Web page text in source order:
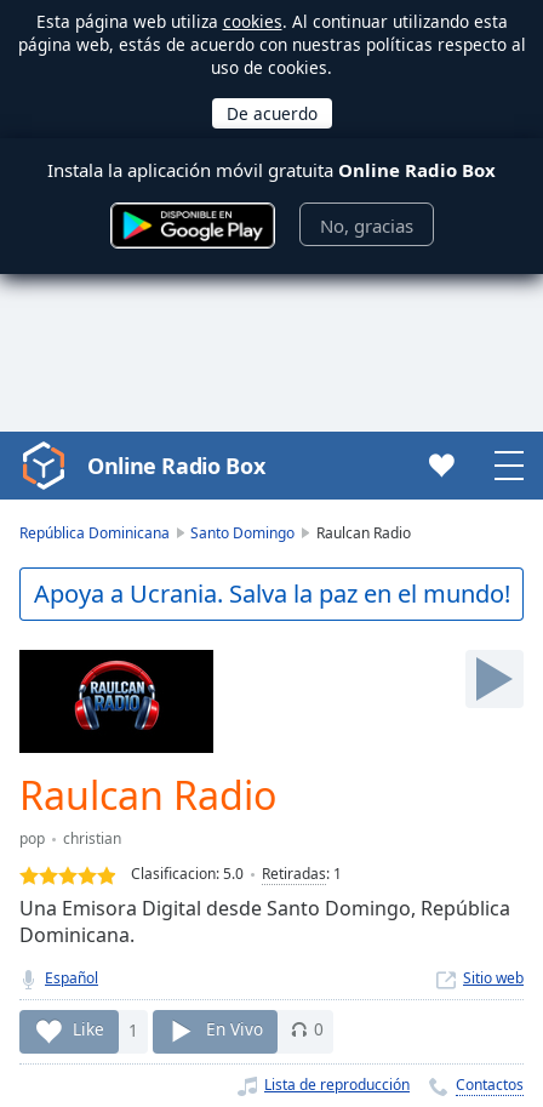
Esta página web utiliza cookies. Al continuar utilizando esta
página web, estás de acuerdo con nuestras políticas respecto al
uso de cookies.
Instala la aplicación móvil gratuita Online Radio Box
No, gracias
Video
Player
Play
Video
Mute
Current
Time0:00
Duration
Loaded:
0.00%
Stream
Seek to
live,
currently
behind
liveLIVE
Online Radio Box
República Dominicana Santo Domingo Raulcan Radio
Apoya a Ucrania. Salva la paz en el mundo!
Raulcan Radio
pop
christian
Clasificacion:5.0 Retiradas: 1
Una Emisora Digital desde Santo Domingo, República
Dominicana.
Español Sitio web
Like 1 En Vivo 0
Lista de reproducción Contactos